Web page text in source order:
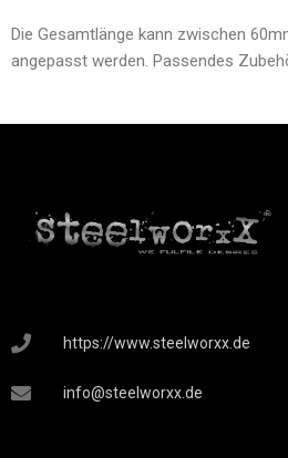
Die Gesamtlänge kann zwischen
angepasst werden. Passendes
https://www.steelworxx.de
info@steelworxx.de